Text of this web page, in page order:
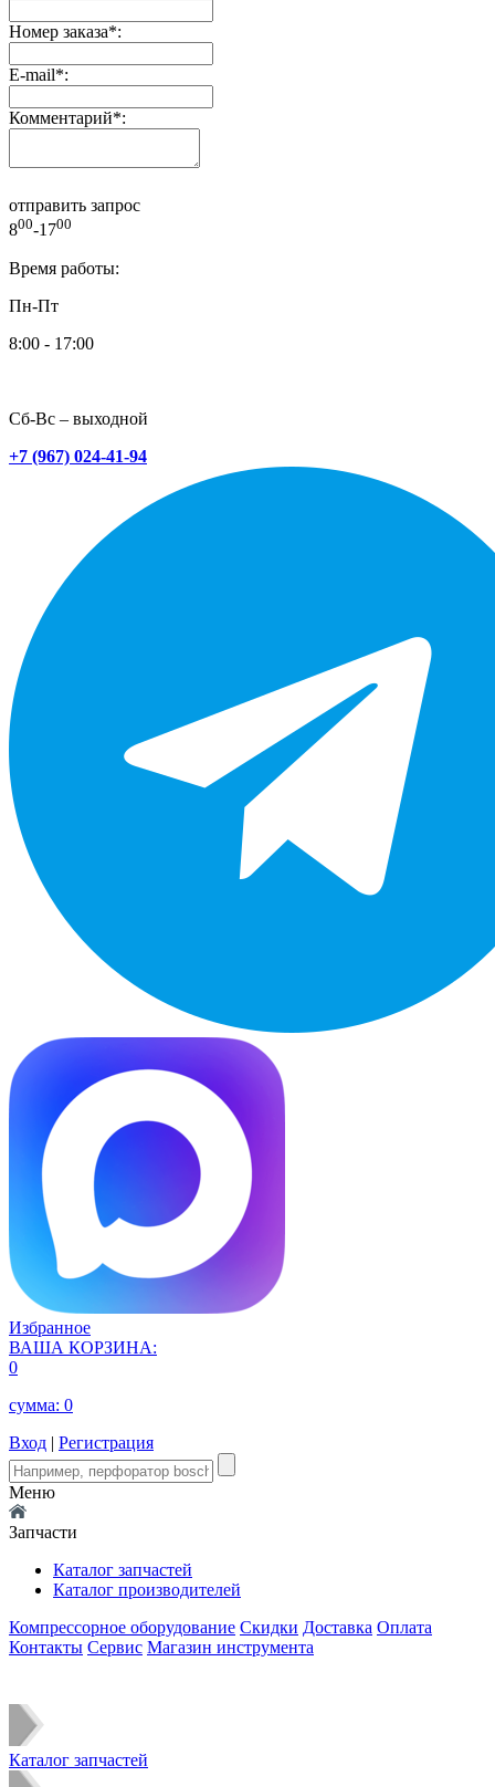
Номер заказа*:
E-mail*:
Комментарий*:
отправить запрос
800-1700
Время работы:
Пн-Пт
8:00 - 17:00
Сб-Вс – выходной
+7 (967) 024-41-94
Избранное
ВАША КОРЗИНА:
0
сумма: 0
Вход | Регистрация
Меню
Запчасти
Каталог запчастей
Каталог производителей
Компрессорное оборудование Скидки Доставка Оплата
Контакты Сервис Магазин инструмента
Каталог запчастей